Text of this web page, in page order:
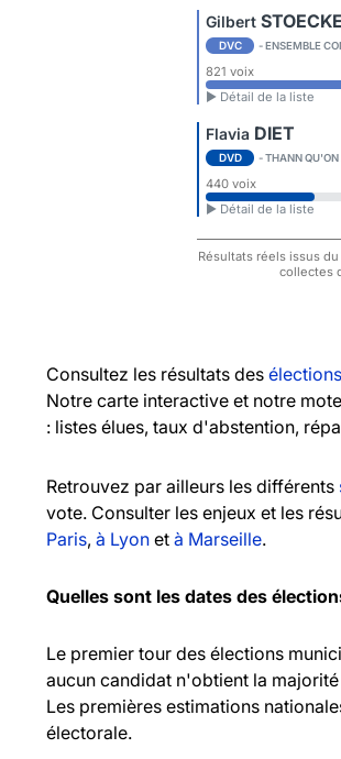
Gilbert
DVC - ENSEMBLE
821 voix
► Détail de la liste
Flavia DIET
DVD - THANN
440 voix
► Détail de la liste
Résultats réels issus
collectes
Consultez les résultats des
Notre carte interactive et notre
: listes élues, taux d'abstention,
Retrouvez par ailleurs les différents
vote. Consulter les enjeux et les
Paris, à Lyon et à Marseille.
Quelles sont les dates des
Le premier tour des élections
aucun candidat n'obtient la
Les premières estimations
électorale.